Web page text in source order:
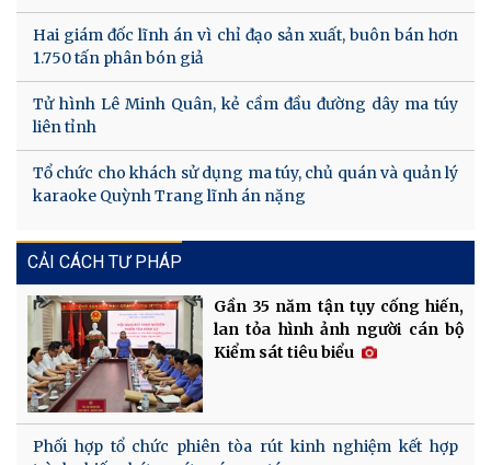
Hai giám đốc lĩnh án vì chỉ đạo sản xuất, buôn bán hơn
1.750 tấn phân bón giả
Tử hình Lê Minh Quân, kẻ cầm đầu đường dây ma túy
liên tỉnh
Tổ chức cho khách sử dụng ma túy, chủ quán và quản lý
karaoke Quỳnh Trang lĩnh án nặng
CẢI CÁCH TƯ PHÁP
Gần 35 năm tận tụy cống hiến,
lan tỏa hình ảnh người cán bộ
Kiểm sát tiêu biểu
Phối hợp tổ chức phiên tòa rút kinh nghiệm kết hợp